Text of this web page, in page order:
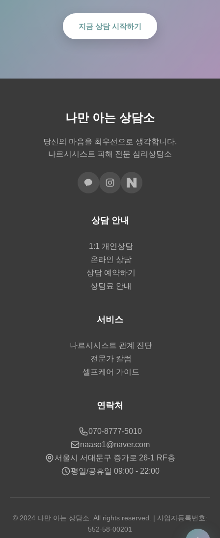
지금 상담 시작하기
나만 아는 상담소
당신의 마음을 최우선으로 생각합니다.
나르시시스트 피해 전문 심리상담소
상담 안내
1:1 개인상담
온라인 상담
상담 예약하기
상담료 안내
서비스
나르시시스트 관계 진단
전문가 칼럼
셀프케어 가이드
연락처
070-8777-5010
naaso1@naver.com
서울시 서대문구 증가로 26-1 RF층
평일/공휴일 09:00 - 22:00
© 2024 나만 아는 상담소. All rights reserved. | 사업자등록번호:
552-58-00201